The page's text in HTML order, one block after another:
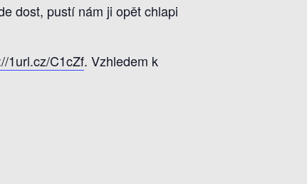
dost, pustí nám ji opět chlapi
1url.cz/C1cZf. Vzhledem k